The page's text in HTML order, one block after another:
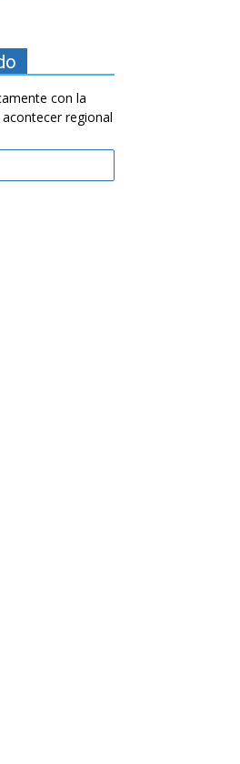
con la
regional